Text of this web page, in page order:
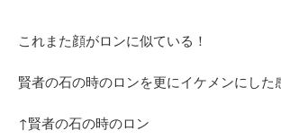
これまた顔がロンに似ている！
賢者の石の時のロンを更にイケメンにした
↑賢者の石の時のロン